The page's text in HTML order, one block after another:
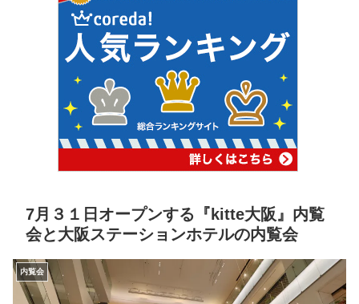
7月３１日オープンする『kitte大阪』内覧
会と大阪ステーションホテルの内覧会
内覧会